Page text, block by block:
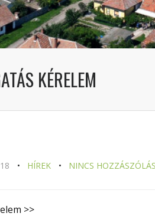
KÉRELEM
HÍREK NINCS HOZZÁSZÓLÁS
>>